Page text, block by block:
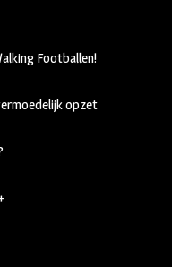
Footballen!
opzet